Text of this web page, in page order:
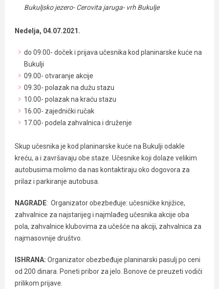
Bukuljsko jezero- Cerovita jaruga- vrh Bukulje
Nedelja, 04.07.2021.
do 09.00- doček i prijava učesnika kod planinarske kuće na
Bukulji
09.00- otvaranje akcije
09.30- polazak na dužu stazu
10.00- polazak na kraću stazu
16.00- zajednički ručak
17.00- podela zahvalnica i druženje
Skup učesnika je kod planinarske kuće na Bukulji odakle
kreću, a i završavaju obe staze. Učesnike koji dolaze velikim
autobusima molimo da nas kontaktiraju oko dogovora za
prilaz i parkiranje autobusa.
NAGRADE: Organizator obezbeđuje: učesničke knjižice,
zahvalnice za najstarijeg i najmlađeg učesnika akcije oba
pola, zahvalnice klubovima za učešće na akciji, zahvalnica za
najmasovnije društvo.
ISHRANA: Organizator obezbeđuje planinarski pasulj po ceni
od 200 dinara. Poneti pribor za jelo. Bonove će preuzeti vodiči
prilikom prijave.